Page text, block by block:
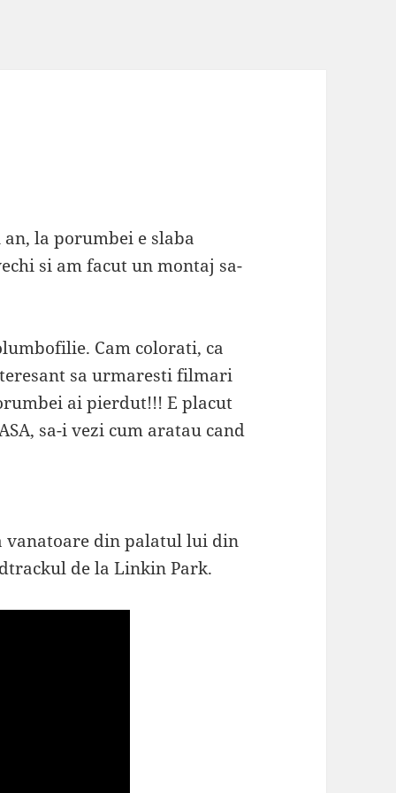
la porumbei e slaba
si am facut un montaj sa-
Cam colorati, ca
sa urmaresti filmari
ai pierdut!!! E placut
sa-i vezi cum aratau cand
vanatoare din palatul lui din
de la Linkin Park.